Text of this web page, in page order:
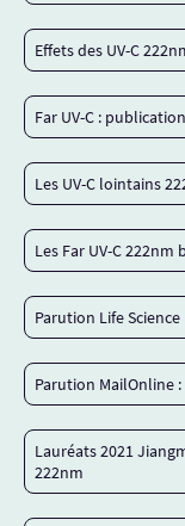
Effets des UV-C
Far UV-C :
Les UV-C lointains
Les Far UV-C
Parution Life Science
Parution MailOnline
Lauréats 2021
222nm